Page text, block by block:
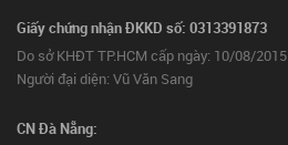
Giấy chứng nhận ĐKKD số: 0313391873
Do sở KHĐT TP.HCM cấp ngày: 10/08/2015
Người đại diện: Vũ Văn Sang
CN Đà Nẵng: